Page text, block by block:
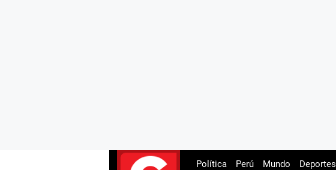
Política Perú Mundo Deportes